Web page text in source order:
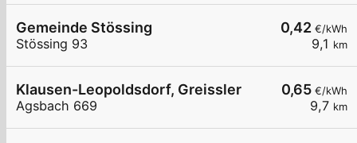
0,42 €/kWh
9,1 km
Gemeinde Stössing
Stössing 93
0,65 €/kWh
9,7 km
Klausen-Leopoldsdorf, Greissler
Agsbach 669